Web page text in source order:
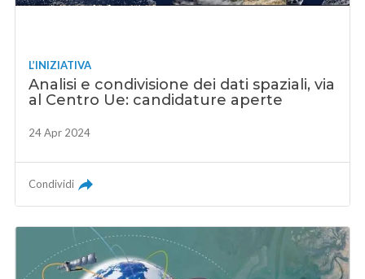
L’INIZIATIVA
Analisi e condivisione dei dati spaziali, via
al Centro Ue: candidature aperte
24 Apr 2024
Condividi